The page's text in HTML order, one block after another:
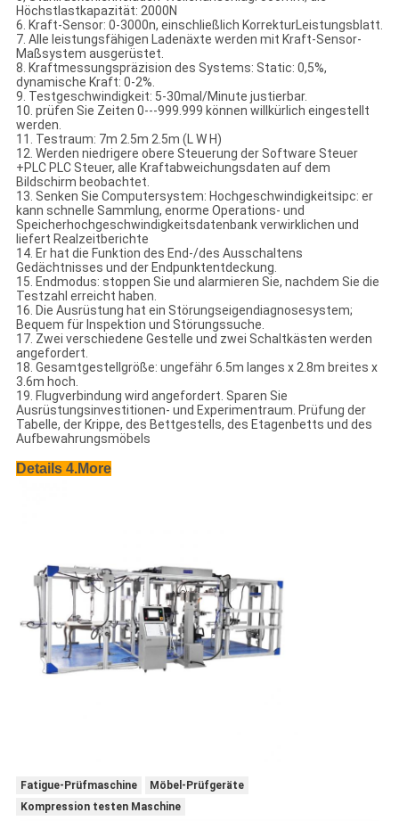
Höchstlastkapazität: 2000N
6. Kraft-Sensor: 0-3000n, einschließlich KorrekturLeistungsblatt.
7. Alle leistungsfähigen Ladenäxte werden mit Kraft-Sensor-
Maßsystem ausgerüstet.
8. Kraftmessungspräzision des Systems: Static: 0,5%,
dynamische Kraft: 0-2%.
9. Testgeschwindigkeit: 5-30mal/Minute justierbar.
10. prüfen Sie Zeiten 0---999.999 können willkürlich eingestellt
werden.
11. Testraum: 7m 2.5m 2.5m (L W H)
12. Werden niedrigere obere Steuerung der Software Steuer
+PLC PLC Steuer, alle Kraftabweichungsdaten auf dem
Bildschirm beobachtet.
13. Senken Sie Computersystem: Hochgeschwindigkeitsipc: er
kann schnelle Sammlung, enorme Operations- und
Speicherhochgeschwindigkeitsdatenbank verwirklichen und
liefert Realzeitberichte
14. Er hat die Funktion des End-/des Ausschaltens
Gedächtnisses und der Endpunktentdeckung.
15. Endmodus: stoppen Sie und alarmieren Sie, nachdem Sie die
Testzahl erreicht haben.
16. Die Ausrüstung hat ein Störungseigendiagnosesystem;
Bequem für Inspektion und Störungssuche.
17. Zwei verschiedene Gestelle und zwei Schaltkästen werden
angefordert.
18. Gesamtgestellgröße: ungefähr 6.5m langes x 2.8m breites x
3.6m hoch.
19. Flugverbindung wird angefordert. Sparen Sie
Ausrüstungsinvestitionen- und Experimentraum. Prüfung der
Tabelle, der Krippe, des Bettgestells, des Etagenbetts und des
Aufbewahrungsmöbels
Details 4.More
Fatigue-Prüfmaschine
Möbel-Prüfgeräte
Kompression testen Maschine